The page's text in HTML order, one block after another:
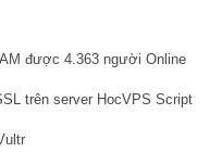
được 4.363 người Online
trên server HocVPS Script